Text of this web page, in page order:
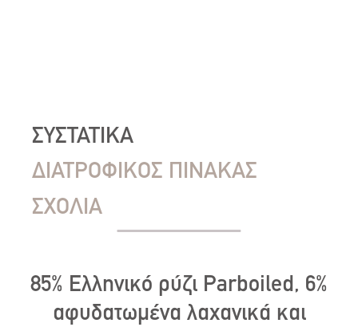
ΣΥΣΤΑΤΙΚΑ
ΔΙΑΤΡΟΦΙΚΟΣ ΠΙΝΑΚΑΣ
ΣΧΟΛΙΑ
85% Ελληνικό ρύζι Parboiled, 6%
αφυδατωμένα λαχανικά και